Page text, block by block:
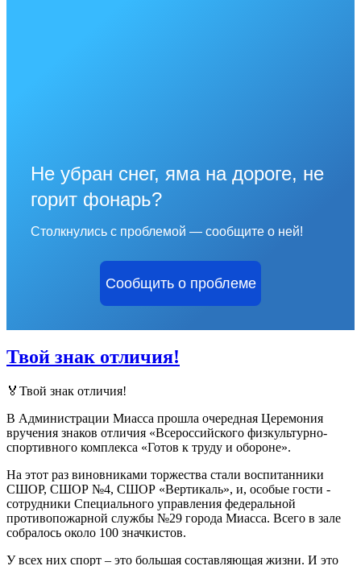
Не убран снег, яма на дороге, не
горит фонарь?
Столкнулись с проблемой — сообщите о ней!
Сообщить о проблеме
Твой знак отличия!
🏅Твой знак отличия!
В Администрации Миасса прошла очередная Церемония
вручения знаков отличия «Всероссийского физкультурно-
спортивного комплекса «Готов к труду и обороне».
На этот раз виновниками торжества стали воспитанники
СШОР, СШОР №4, СШОР «Вертикаль», и, особые гости -
сотрудники Специального управления федеральной
противопожарной службы №29 города Миасса. Всего в зале
собралось около 100 значкистов.
У всех них спорт – это большая составляющая жизни. И это